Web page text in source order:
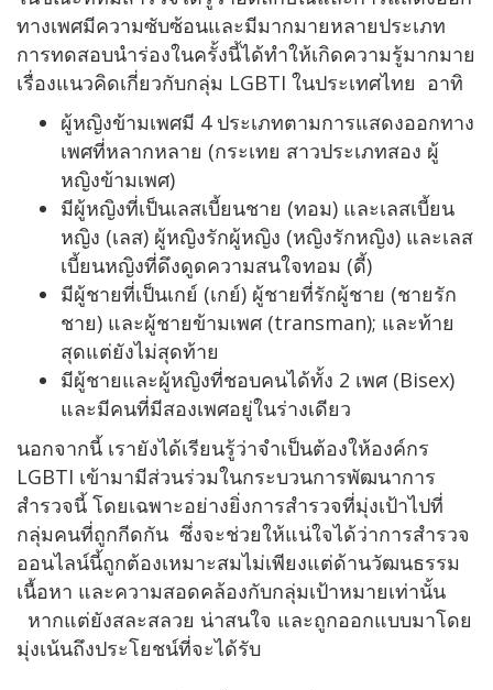
ทางเพศมีความซับซ้อนและมีมากมายหลายประเภท
การทดสอบนำร่องในครั้งนี้ได้ทำให้เกิดความรู้มากมาย
เรื่องแนวคิดเกี่ยวกับกลุ่ม LGBTI ในประเทศไทย อาทิ
ผู้หญิงข้ามเพศมี 4 ประเภทตามการแสดงออกทาง
เพศที่หลากหลาย (กระเทย สาวประเภทสอง ผู้
หญิงข้ามเพศ)
มีผู้หญิงที่เป็นเลสเบี้ยนชาย (ทอม) และเลสเบี้ยน
หญิง (เลส) ผู้หญิงรักผู้หญิง (หญิงรักหญิง) และเลส
เบี้ยนหญิงที่ดึงดูดความสนใจทอม (ดี้)
มีผู้ชายที่เป็นเกย์ (เกย์) ผู้ชายที่รักผู้ชาย (ชายรัก
ชาย) และผู้ชายข้ามเพศ (transman); และท้าย
สุดแต่ยังไม่สุดท้าย
มีผู้ชายและผู้หญิงที่ชอบคนได้ทั้ง 2 เพศ (Bisex)
และมีคนที่มีสองเพศอยู่ในร่างเดียว
นอกจากนี้ เรายังได้เรียนรู้ว่าจำเป็นต้องให้องค์กร
LGBTI เข้ามามีส่วนร่วมในกระบวนการพัฒนาการ
สำรวจนี้ โดยเฉพาะอย่างยิ่งการสำรวจที่มุ่งเป้าไปที่
กลุ่มคนที่ถูกกีดกัน ซึ่งจะช่วยให้แน่ใจได้ว่าการสำรวจ
ออนไลน์นี้ถูกต้องเหมาะสมไม่เพียงแต่ด้านวัฒนธรรม
เนื้อหา และความสอดคล้องกับกลุ่มเป้าหมายเท่านั้น
หากแต่ยังสละสลวย น่าสนใจ และถูกออกแบบมาโดย
มุ่งเน้นถึงประโยชน์ที่จะได้รับ